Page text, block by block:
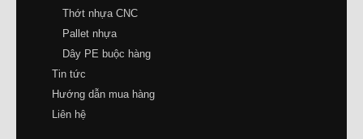
Thớt nhựa CNC
Pallet nhựa
Dây PE buộc hàng
Tin tức
Hướng dẫn mua hàng
Liên hệ